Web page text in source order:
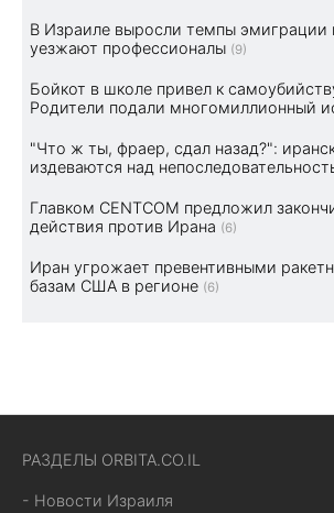
В Израиле выросли темпы эмиграции
уезжают профессионалы (9)
Бойкот в школе привел к
Родители подали многомиллионный
"Что ж ты, фраер, сдал назад?":
издеваются над
Главком CENTCOM предложил
действия против Ирана (6)
Иран угрожает превентивными
базам США в регионе (6)
РАЗДЕЛЫ ORBITA.CO.IL
- Новости Израиля